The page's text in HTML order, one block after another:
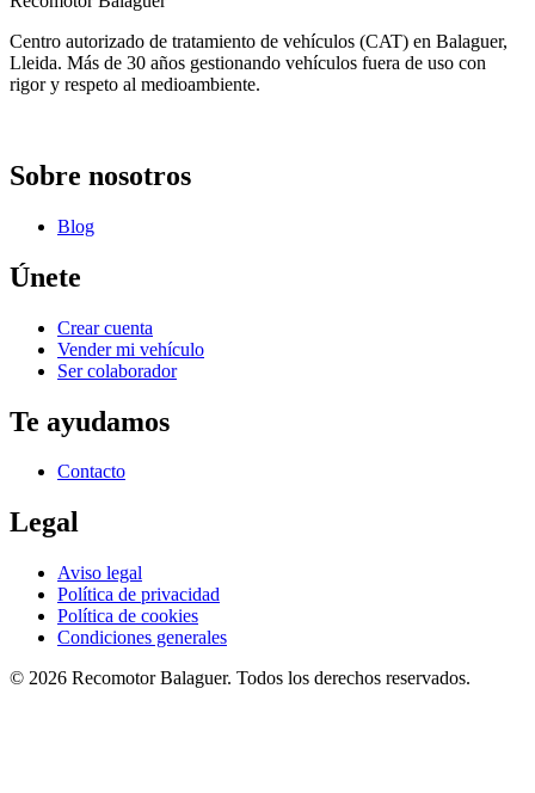
Centro autorizado de tratamiento de vehículos (CAT) en Balaguer,
Lleida. Más de 30 años gestionando vehículos fuera de uso con
rigor y respeto al medioambiente.
Sobre nosotros
Blog
Únete
Crear cuenta
Vender mi vehículo
Ser colaborador
Te ayudamos
Contacto
Legal
Aviso legal
Política de privacidad
Política de cookies
Condiciones generales
© 2026 RecomotorBalaguer. Todos los derechos reservados.